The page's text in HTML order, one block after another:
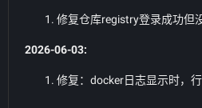
修复仓库registry登录成功但
2026-06-03:
修复：docker日志显示时，